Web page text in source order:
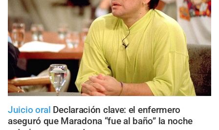
Juicio oral Declaración clave: el enfermero
aseguró que Maradona “fue al baño” la noche